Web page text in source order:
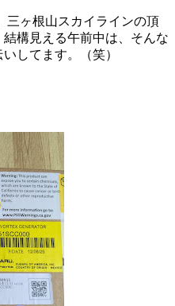
三ヶ根山スカイラインの頂
構見える午前中は、そんな
してます。（笑）